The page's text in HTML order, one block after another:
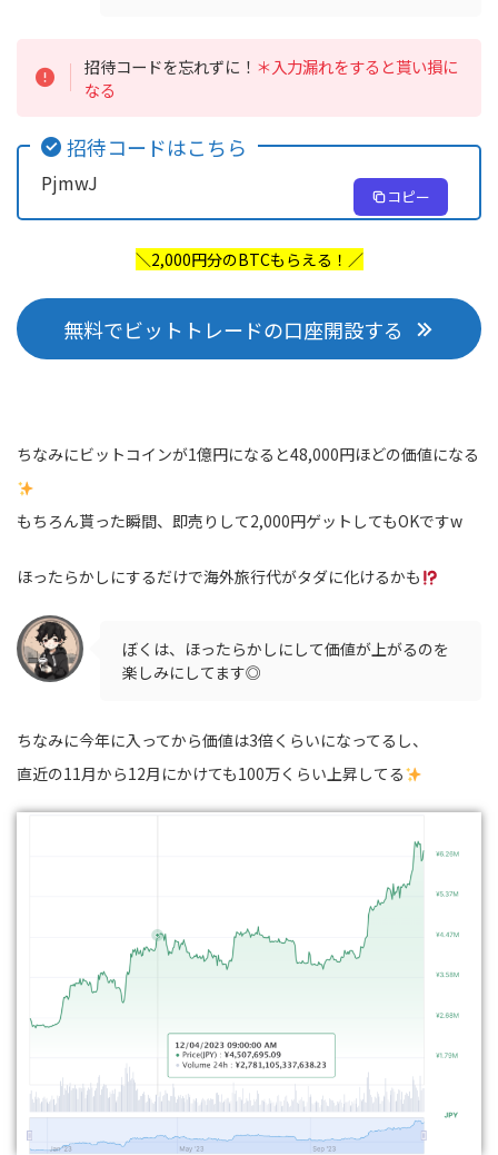
招待コードを忘れずに！ ＊入力漏れをすると貰い損に
なる
招待コードはこちら
PjmwJ
コピー
＼2,000円分のBTCもらえる！／
無料でビットトレードの口座開設する
ちなみにビットコインが1億円になると48,000円ほどの価値になる
もちろん貰った瞬間、即売りして2,000円ゲットしてもOKですw
ほったらかしにするだけで海外旅行代がタダに化けるかも
ぼくは、ほったらかしにして価値が上がるのを
楽しみにしてます◎
ちなみに今年に入ってから価値は3倍くらいになってるし、
直近の11月から12月にかけても100万くらい上昇してる